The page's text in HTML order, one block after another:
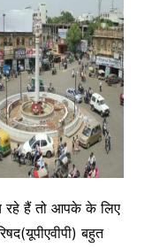
रहे हैं तो आपके के लिए
बहुत